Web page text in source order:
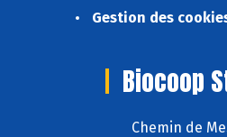
Gestion des
Biocoop
Chemin de